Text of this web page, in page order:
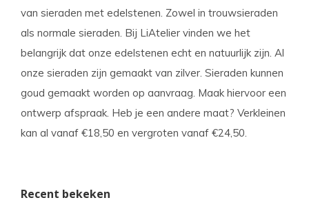
van sieraden met edelstenen. Zowel in trouwsieraden
als normale sieraden. Bij LiAtelier vinden we het
belangrijk dat onze edelstenen echt en natuurlijk zijn. Al
onze sieraden zijn gemaakt van zilver. Sieraden kunnen
goud gemaakt worden op aanvraag. Maak hiervoor een
ontwerp afspraak. Heb je een andere maat? Verkleinen
kan al vanaf €18,50 en vergroten vanaf €24,50.
Recent bekeken